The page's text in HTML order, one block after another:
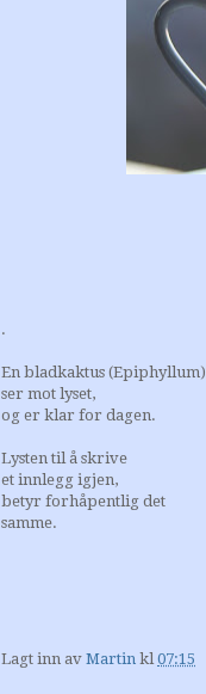
.
En bladkaktus (Epiphyllum)
ser mot lyset,
og er klar for dagen.
Lysten til å skrive
et innlegg igjen,
betyr forhåpentlig det
samme.
Lagt inn av Martin kl07:15